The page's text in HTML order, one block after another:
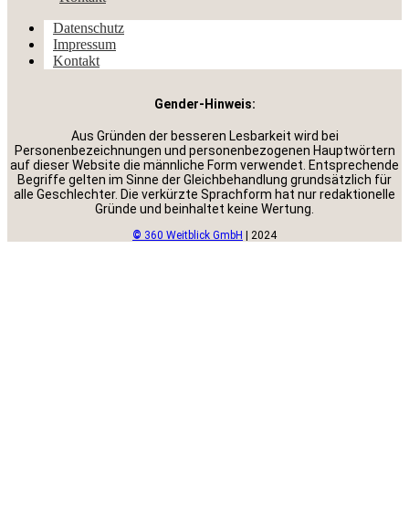
Datenschutz
Impressum
Kontakt
Gender-Hinweis:
Aus Gründen der besseren Lesbarkeit wird bei
Personenbezeichnungen und personenbezogenen Hauptwörtern
auf dieser Website die männliche Form verwendet. Entsprechende
Begriffe gelten im Sinne der Gleichbehandlung grundsätzlich für
alle Geschlechter. Die verkürzte Sprachform hat nur redaktionelle
Gründe und beinhaltet keine Wertung.
© 360 Weitblick GmbH | 2024